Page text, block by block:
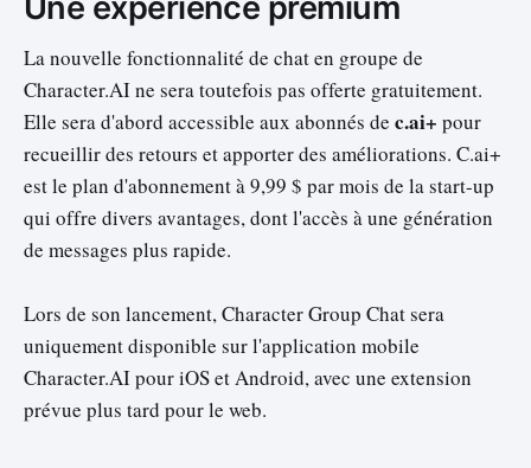
La nouvelle fonctionnalité de chat en groupe de
Character.AI ne sera toutefois pas offerte gratuitement.
Elle sera d'abord accessible aux abonnés de c.ai+ pour
recueillir des retours et apporter des améliorations. C.ai+
est le plan d'abonnement à 9,99 $ par mois de la start-up
qui offre divers avantages, dont l'accès à une génération
de messages plus rapide.
Lors de son lancement, Character Group Chat sera
uniquement disponible sur l'application mobile
Character.AI pour iOS et Android, avec une extension
prévue plus tard pour le web.